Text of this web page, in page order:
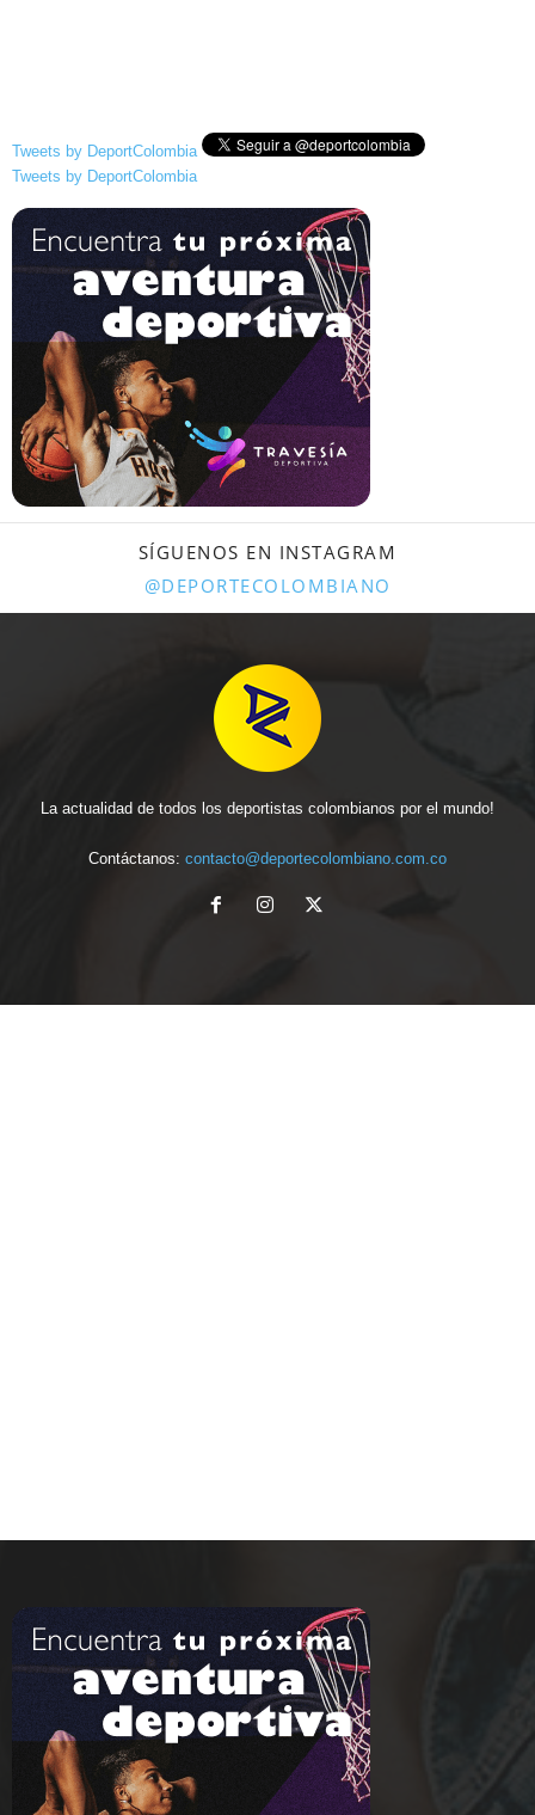
Tweets by DeportColombia
Tweets by DeportColombia
SÍGUENOS EN INSTAGRAM
@DEPORTECOLOMBIANO
La actualidad de todos los deportistas colombianos por el mundo!
Contáctanos: contacto@deportecolombiano.com.co